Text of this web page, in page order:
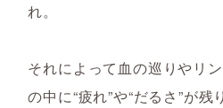
れ。
それによって血の巡りやリ
の中に“疲れ”や“だるさ”が